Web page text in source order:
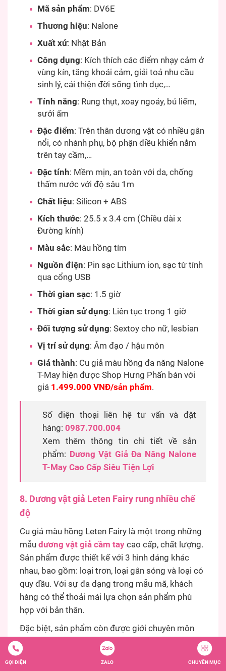
Mã sản phẩm: DV6E
Thương hiệu: Nalone
Xuất xứ: Nhật Bản
Công dụng: Kích thích các điểm nhạy cảm ở
vùng kín, tăng khoái cảm, giải toả nhu cầu
sinh lý, cải thiện đời sống tình dục,…
Tính năng: Rung thụt, xoay ngoáy, bú liếm,
sưởi ấm
Đặc điểm: Trên thân dương vật có nhiều gân
nổi, có nhánh phụ, bộ phận điều khiển nằm
trên tay cầm,…
Đặc tính: Mềm mịn, an toàn với da, chống
thấm nước với độ sâu 1m
Chất liệu: Silicon + ABS
Kích thước: 25.5 x 3.4 cm (Chiều dài x
Đường kính)
Màu sắc: Màu hồng tím
Nguồn điện: Pin sạc Lithium ion, sạc từ tính
qua cổng USB
Thời gian sạc: 1.5 giờ
Thời gian sử dụng: Liên tục trong 1 giờ
Đối tượng sử dụng: Sextoy cho nữ, lesbian
Vị trí sử dụng: Âm đạo / hậu môn
Giá thành: Cu giả màu hồng đa năng Nalone
T-May hiện được Shop Hưng Phấn bán với
giá 1.499.000 VNĐ/sản phẩm.
Số điện thoại liên hệ tư vấn và đặt
hàng: 0987.700.004
Xem thêm thông tin chi tiết về sản
phẩm: Dương Vật Giả Đa Năng Nalone
T-May Cao Cấp Siêu Tiện Lợi
8. Dương vật giả Leten Fairy rung nhiều chế
độ
Cu giả màu hồng Leten Fairy là một trong những
mẫu dương vật giả cầm tay cao cấp, chất lượng.
Sản phẩm được thiết kế với 3 hình dáng khác
nhau, bao gồm: loại trơn, loại gân sóng và loại có
quy đầu. Với sự đa dạng trong mẫu mã, khách
hàng có thể thoải mái lựa chọn sản phẩm phù
hợp với bản thân.
Đặc biệt, sản phẩm còn được giới chuyên môn
đánh giá cao bởi sự an toàn. Đi cùng với đó,
dương vật giả còn có nhiều ưu điểm nổi bật khác,
ví dụ có thể kể đến như: chất liệu an toàn, không
GỌI ĐIỆN ZALO CHUYÊN MỤC